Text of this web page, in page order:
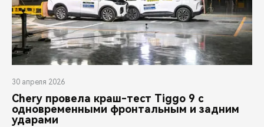
30 апреля 2026
Chery провела краш-тест Tiggo 9 с
одновременными фронтальным и задним
ударами